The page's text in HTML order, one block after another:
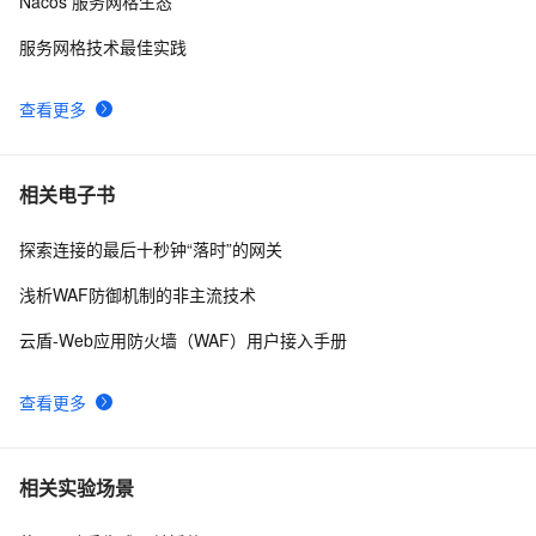
查看更多
服务网格技术最佳实践
相关电子书
查看更多
探索连接的最后十秒钟“落时”的网关
浅析WAF防御机制的非主流技术
云盾-Web应用防火墙（WAF）用户接入手册
相关实验场景